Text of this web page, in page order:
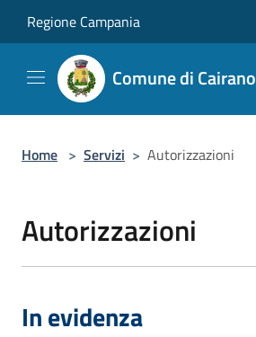
Regione Campania
Comune di Cairano
Home > Servizi > Autorizzazioni
Autorizzazioni
In evidenza